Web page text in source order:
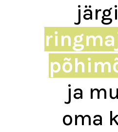
ja
oma